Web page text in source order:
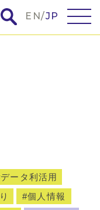
EN/JP
データ利活用
個人情報